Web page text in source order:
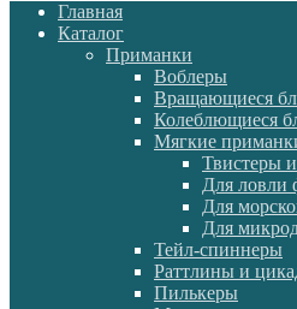
Главная
Каталог
Приманки
Воблеры
Вращающиеся
Колеблющиеся
Мягкие
Твистеры
Для ловли
Для
Для
Тейл-спиннеры
Раттлины и
Пилькеры